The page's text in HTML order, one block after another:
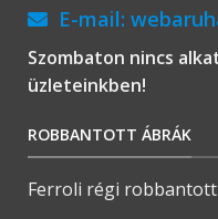
E-mail:
Szombaton nincs
üzleteinkben!
ROBBANTOTT ÁBRÁK
Ferroli régi